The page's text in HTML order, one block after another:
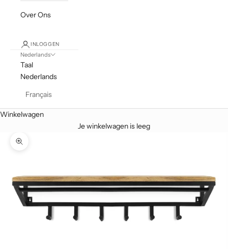
Over Ons
INLOGGEN
Nederlands
Taal
Nederlands
Français
Winkelwagen
Je winkelwagen is leeg
In-/uitzoomen